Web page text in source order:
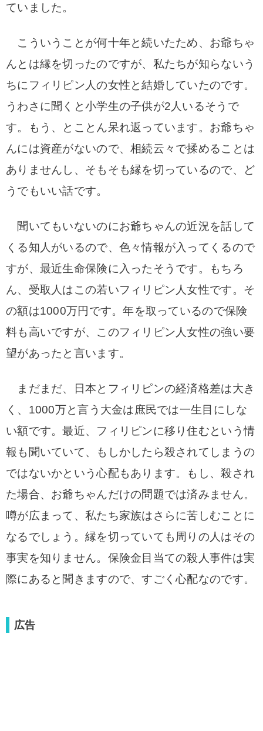
ていました。
こういうことが何十年と続いたため、お爺ちゃ
んとは縁を切ったのですが、私たちが知らないう
ちにフィリピン人の女性と結婚していたのです。
うわさに聞くと小学生の子供が2人いるそうで
す。もう、とことん呆れ返っています。お爺ちゃ
んには資産がないので、相続云々で揉めることは
ありませんし、そもそも縁を切っているので、ど
うでもいい話です。
聞いてもいないのにお爺ちゃんの近況を話して
くる知人がいるので、色々情報が入ってくるので
すが、最近生命保険に入ったそうです。もちろ
ん、受取人はこの若いフィリピン人女性です。そ
の額は1000万円です。年を取っているので保険
料も高いですが、このフィリピン人女性の強い要
望があったと言います。
まだまだ、日本とフィリピンの経済格差は大き
く、1000万と言う大金は庶民では一生目にしな
い額です。最近、フィリピンに移り住むという情
報も聞いていて、もしかしたら殺されてしまうの
ではないかという心配もあります。もし、殺され
た場合、お爺ちゃんだけの問題では済みません。
噂が広まって、私たち家族はさらに苦しむことに
なるでしょう。縁を切っていても周りの人はその
事実を知りません。保険金目当ての殺人事件は実
際にあると聞きますので、すごく心配なのです。
広告